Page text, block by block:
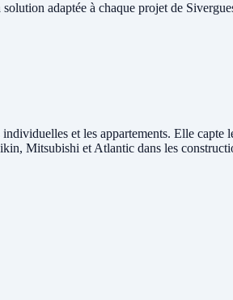
adaptée à chaque projet de
et les appartements. Elle capte
Mitsubishi et Atlantic dans les